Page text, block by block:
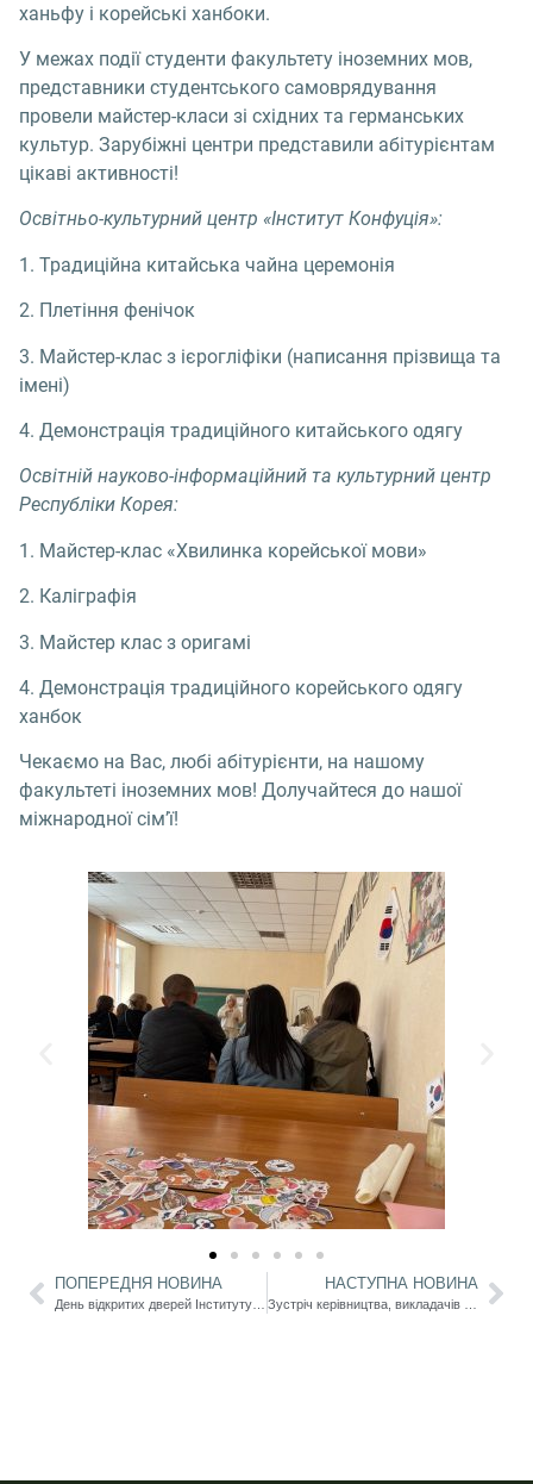
ханьфу і корейські ханбоки.
У межах події студенти факультету іноземних мов,
представники студентського самоврядування
провели майстер-класи зі східних та германських
культур. Зарубіжні центри представили абітурієнтам
цікаві активності!
Освітньо-культурний центр «Інститут Конфуція»:
1. Традиційна китайська чайна церемонія
2. Плетіння фенічок
3. Майстер-клас з ієрогліфіки (написання прізвища та
імені)
4. Демонстрація традиційного китайського одягу
Освітній науково-інформаційний та культурний центр
Республіки Корея:
1. Майстер-клас «Хвилинка корейської мови»
2. Каліграфія
3. Майстер клас з оригамі
4. Демонстрація традиційного корейського одягу
ханбок
Чекаємо на Вас, любі абітурієнти, на нашому
факультеті іноземних мов! Долучайтеся до нашої
міжнародної сім’ї!
ПОПЕРЕДНЯ НОВИНА НАСТУПНА НОВИНА